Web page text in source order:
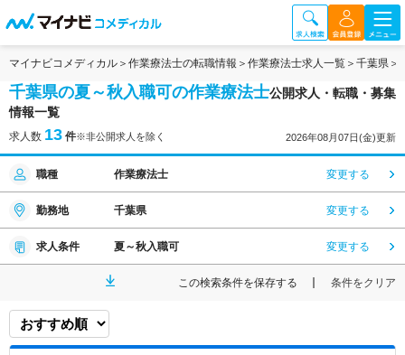
マイナビコメディカル 作業療法士の転職情報 作業療法士求人一覧 千葉県
千葉県の夏～秋入職可の作業療法士公開求人・転職・募集
情報一覧
求人数 13 件※非公開求人を除く 2026年08月07日(金)更新
職種 作業療法士 変更する
勤務地 千葉県 変更する
求人条件 夏～秋入職可 変更する
この検索条件を保存する 条件をクリア